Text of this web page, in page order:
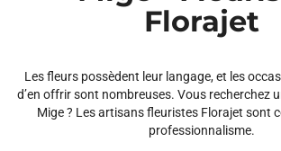
Florajet
Les fleurs possèdent leur langage, et les
d’en offrir sont nombreuses. Vous recherchez
Mige ? Les artisans fleuristes Florajet sont
professionnalisme.